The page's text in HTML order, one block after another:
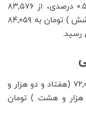
یورو در صرافی ملی امروز با افزایش ۰.۵۷ درصدی، از ۸۳,۵۷۶
(هشتاد و سه هزار و پانصد و هفتاد و شش ) تومان به ۸۴,۰۵۹
رسید.
دلار در صرافی ملی امروز با کاهش، از ۷۲,۰۱۱ (هفتاد و دو هزار و
(هفتاد و دو هزار و هشت ) تومان